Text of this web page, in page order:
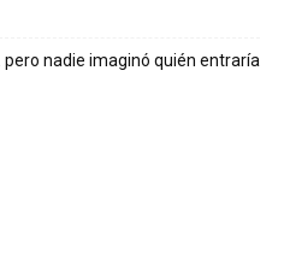
nadie imaginó quién entraría